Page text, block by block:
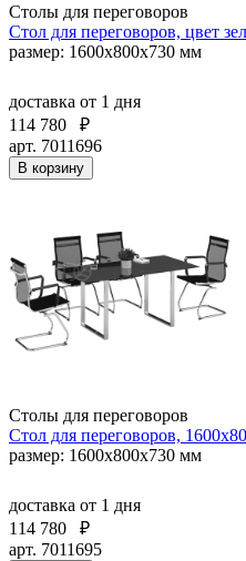
Столы для переговоров
Стол для переговоров, цвет
размер: 1600x800х730 мм
доставка от 1 дня
114 780
₽
арт. 7011696
В корзину
Столы для переговоров
Стол для переговоров,
размер: 1600x800х730 мм
доставка от 1 дня
114 780
₽
арт. 7011695